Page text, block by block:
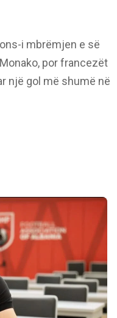
i mbrëmjen e së
por francezët
një gol më shumë në